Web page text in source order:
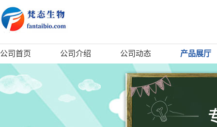
公司首页 公司介绍 公司动态 产品展厅